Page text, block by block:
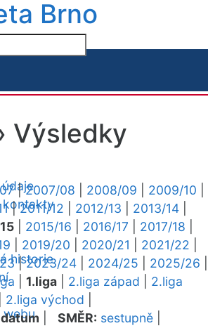
Brno
kontakty
historie
webu
Výsledky
|2007/08 2008/09 2009/10
|2011/12 2012/13 2013/14
2015/16 2016/17 2017/18
2019/20 2020/21 2021/22
|2023/24 2024/25 2025/26
1.liga 2.liga západ
2.liga
2.liga východ
datum SMĚR: sestupně